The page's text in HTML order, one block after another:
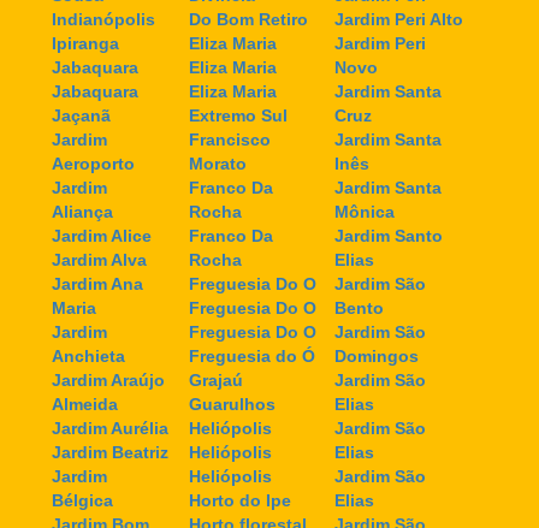
Indianópolis
Ipiranga
Jabaquara
Jabaquara
Jaçanã
Jardim
Aeroporto
Jardim
Aliança
Jardim Alice
Jardim Alva
Jardim Ana
Maria
Jardim
Anchieta
Jardim Araújo
Almeida
Jardim Aurélia
Jardim Beatriz
Jardim
Bélgica
Jardim Bom
Do Bom Retiro
Eliza Maria
Eliza Maria
Eliza Maria
Extremo Sul
Francisco
Morato
Franco Da
Rocha
Franco Da
Rocha
Freguesia Do O
Freguesia Do O
Freguesia Do O
Freguesia do Ó
Grajaú
Guarulhos
Heliópolis
Heliópolis
Heliópolis
Horto do Ipe
Horto florestal
Jardim Peri Alto
Jardim Peri
Novo
Jardim Santa
Cruz
Jardim Santa
Inês
Jardim Santa
Mônica
Jardim Santo
Elias
Jardim São
Bento
Jardim São
Domingos
Jardim São
Elias
Jardim São
Elias
Jardim São
Elias
Jardim São